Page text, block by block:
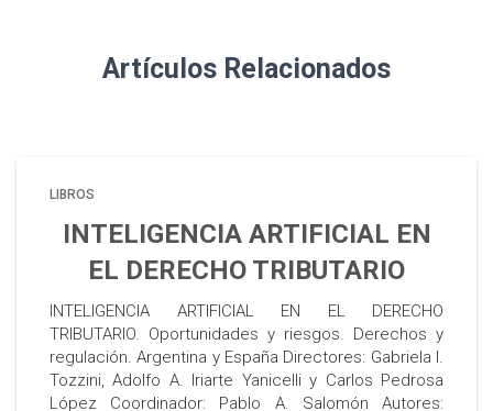
Artículos Relacionados
LIBROS
INTELIGENCIA ARTIFICIAL EN
EL DERECHO TRIBUTARIO
INTELIGENCIA ARTIFICIAL EN EL DERECHO
TRIBUTARIO. Oportunidades y riesgos. Derechos y
regulación. Argentina y España Directores: Gabriela I.
Tozzini, Adolfo A. Iriarte Yanicelli y Carlos Pedrosa
López Coordinador: Pablo A. Salomón Autores: